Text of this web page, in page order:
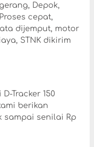
Depok,
cepat,
dijemput, motor
STNK dikirim
Tracker 150
berikan
sampai senilai Rp